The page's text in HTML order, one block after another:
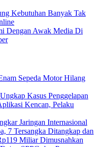
Kebutuhan Banyak Tak
Dengan Awak Media Di
Sepeda Motor Hilang
Kasus Penggelapan
Kencan, Pelaku
Jaringan Internasional
7 Tersangka Ditangkap dan
Miliar Dimusnahkan